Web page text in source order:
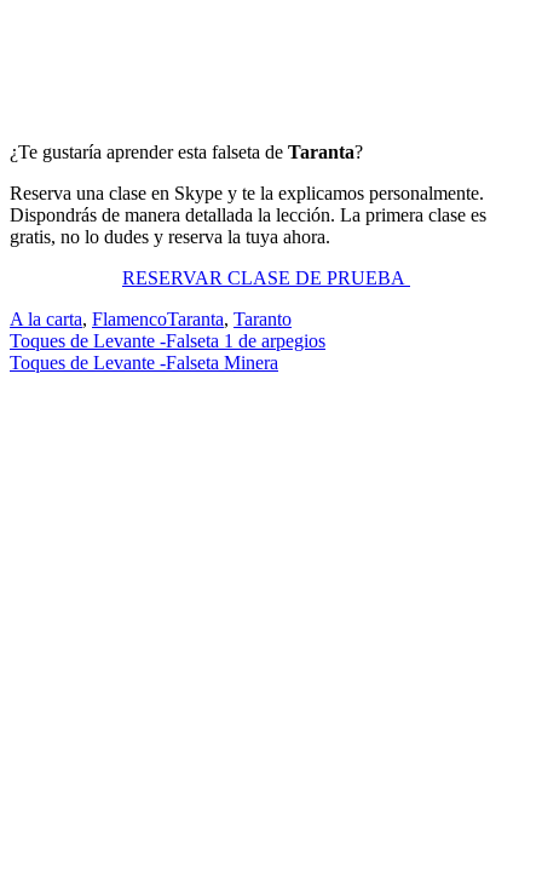
¿Te gustaría aprender esta falseta de Taranta?
Reserva una clase en Skype y te la explicamos personalmente.
Dispondrás de manera detallada la lección. La primera clase es
gratis, no lo dudes y reserva la tuya ahora.
RESERVAR CLASE DE PRUEBA
A la carta, FlamencoTaranta, Taranto
Navegación
de
Toques de Levante -Falseta 1 de arpegios
Toques de Levante -Falseta Minera